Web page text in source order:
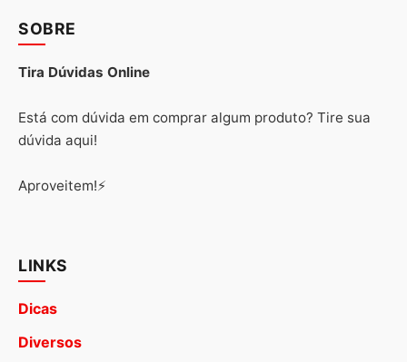
SOBRE
Tira Dúvidas Online
Está com dúvida em comprar algum produto? Tire sua
dúvida aqui!
Aproveitem!⚡
LINKS
Dicas
Diversos